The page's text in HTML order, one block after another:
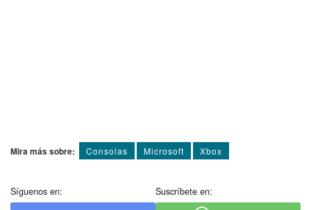
Mira más sobre: Consolas Microsoft Xbox
Síguenos en: Suscríbete en: